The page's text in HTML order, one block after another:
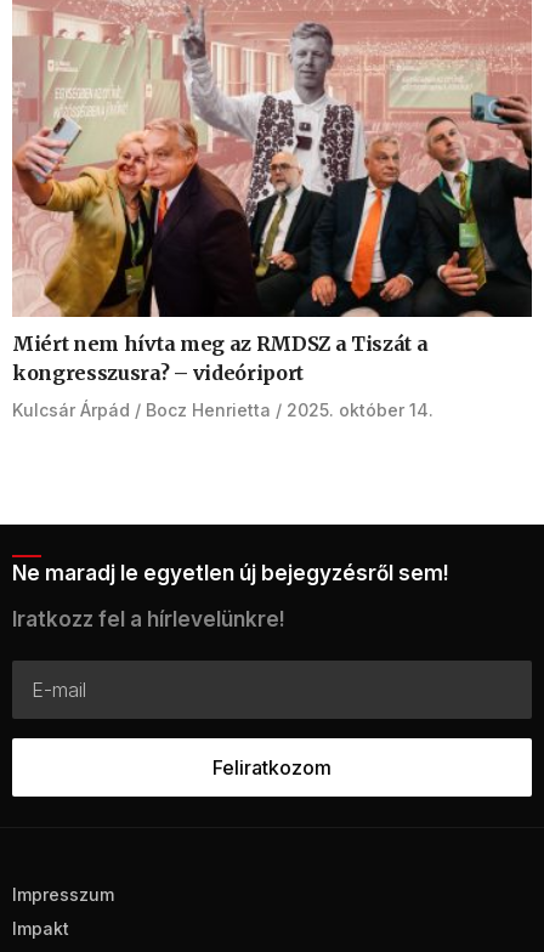
Miért nem hívta meg az RMDSZ a Tiszát a
kongresszusra? – videóriport
Kulcsár Árpád Bocz Henrietta 2025. október 14.
Ne maradj le egyetlen új bejegyzésről sem!
Iratkozz fel a hírlevelünkre!
Impresszum
Impakt